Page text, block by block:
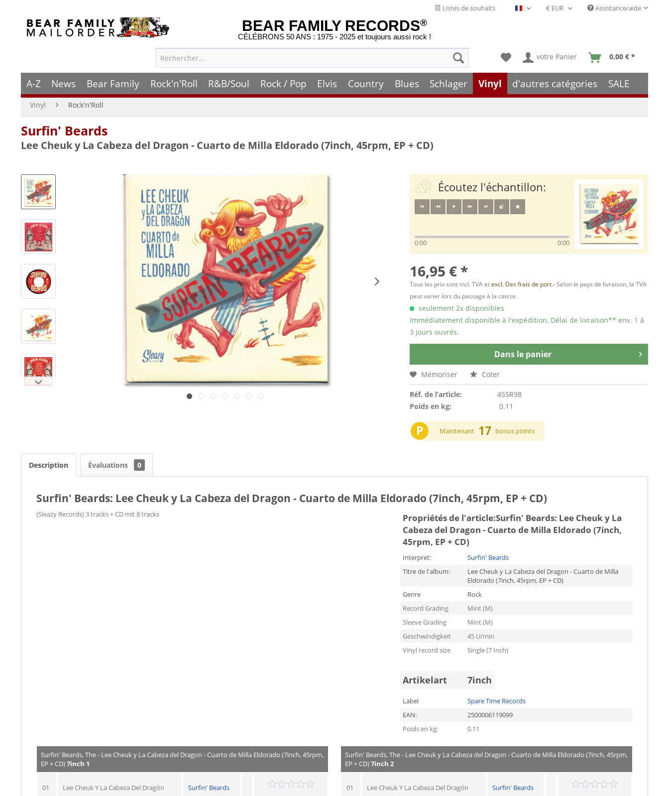
Listes de souhaits Français- FR Assistance/aide
BEAR FAMILY RECORDS®
CÉLÉBRONS 50 ANS : 1975 - 2025 et toujours aussi rock !
votre Panier 0,00 € *
A-Z News Bear Family Rock'n'Roll R&B/Soul Rock / Pop Elvis Country Blues Schlager Vinyl d'autres catégories SALE
Vinyl Rock'n'Roll
Surfin' Beards
Lee Cheuk y La Cabeza del Dragon - Cuarto de Milla Eldorado (7inch, 45rpm, EP + CD)
Écoutez l'échantillon:
0:00 0:00
16,95 € *
Tous les prix sont incl. TVA etexcl. Des frais de port.- Selon le pays de livraison, la TVA
peut varier lors du passage à la caisse.
seulement 2x disponibles
Immédiatement disponible à l'expédition, Délai de livraison** env. 1 à
3 jours ouvrés.
Dans le panier
Mémoriser Coter
Réf. de l’article:
45SR98
Poids en kg:
0.11
P Maintenant 17 bonus points
Description Évaluations 0
Surfin' Beards: Lee Cheuk y La Cabeza del Dragon - Cuarto de Milla Eldorado (7inch, 45rpm, EP + CD)
(Sleazy Records) 3 tracks + CD mit 8 tracks Propriétés de l'article:Surfin' Beards: Lee Cheuk y La
Cabeza del Dragon - Cuarto de Milla Eldorado (7inch,
45rpm, EP + CD)
Interpret:
Surfin' Beards
Titre de l'album:
Lee Cheuk y La Cabeza del Dragon - Cuarto de Milla
Eldorado (7inch, 45rpm, EP + CD)
Genre
Rock
Record Grading
Mint (M)
Sleeve Grading
Mint (M)
Geschwindigkeit
45 U/min
Vinyl record size
Single (7 Inch)
Artikelart 7inch
Label
Spare Time Records
EAN:
2500006119099
Poids en kg:
0.11
Surfin' Beards, The - Lee Cheuk y La Cabeza del Dragon - Cuarto de Milla Eldorado (7inch, 45rpm,
EP + CD)7inch 1
01 Lee Cheuk Y La Cabeza Del Dragón Surfin' Beards
Surfin' Beards, The - Lee Cheuk y La Cabeza del Dragon - Cuarto de Milla Eldorado (7inch, 45rpm,
EP + CD)7inch 2
01 Lee Cheuk Y La Cabeza Del Dragón Surfin' Beards